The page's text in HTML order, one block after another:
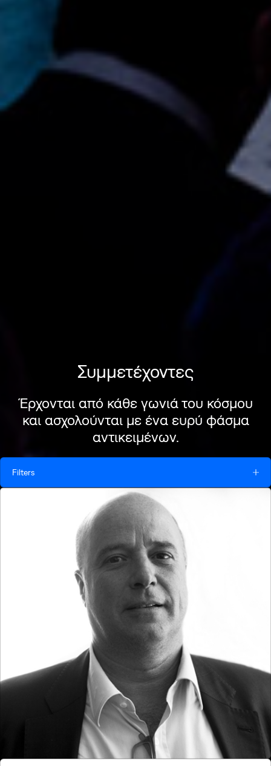
Συμμετέχοντες
Έρχονται από κάθε γωνιά του κόσμου
και ασχολούνται με ένα ευρύ φάσμα
αντικειμένων.
Filters
Δευ. Ιουν. 22 Τρί. Ιουν. 23
Παρ. Ιουν. 26 Σάβ. Ιουν. 27
Discuss Celebrate
Πυλώνας SNF Nostos Conference
House of Arts & Culture
House of Health & Sports
House of the Future
House of Civics & Education
The Core of the Conference